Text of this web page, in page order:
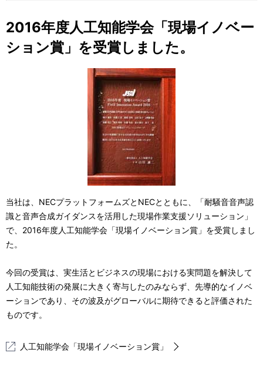
2016年度人工知能学会「現場イノベー
ション賞」を受賞しました。
当社は、NECプラットフォームズとNECとともに、「耐騒音音声認
識と音声合成ガイダンスを活用した現場作業支援ソリューション」
で、2016年度人工知能学会「現場イノベーション賞」を受賞しまし
た。
今回の受賞は、実生活とビジネスの現場における実問題を解決して
人工知能技術の発展に大きく寄与したのみならず、先導的なイノベ
ーションであり、その波及がグローバルに期待できると評価された
ものです。
人工知能学会「現場イノベーション賞」